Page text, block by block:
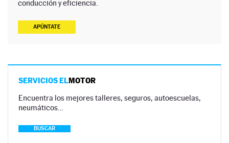
conducción y eficiencia.
APÚNTATE
SERVICIOS ELMOTOR
Encuentra los mejores talleres, seguros, autoescuelas,
neumáticos…
BUSCAR